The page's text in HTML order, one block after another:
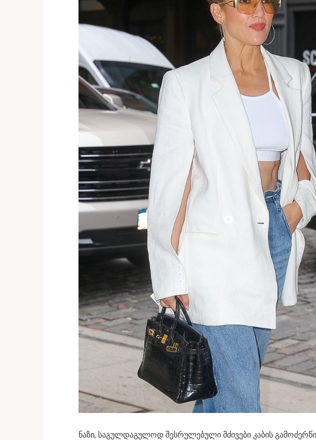
ნაზი, საგულდაგულოდ შესრულებული მძივები კაბის